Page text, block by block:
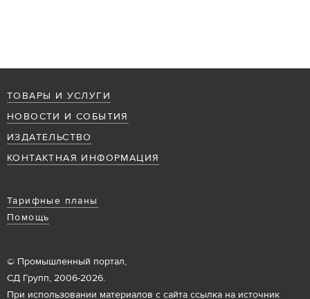
ТОВАРЫ И УСЛУГИ
НОВОСТИ И СОБЫТИЯ
ИЗДАТЕЛЬСТВО
КОНТАКТНАЯ ИНФОРМАЦИЯ
Тарифные планы
Помощь
© Промышленный портал,
СД Групп, 2006-2026.
При использовании материалов с сайта ссылка на источник